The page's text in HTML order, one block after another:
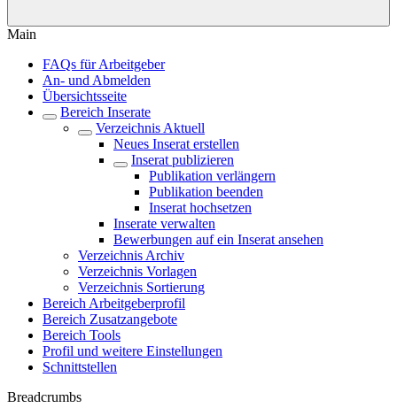
Main
FAQs für Arbeitgeber
An- und Abmelden
Übersichtsseite
Bereich Inserate
Verzeichnis Aktuell
Neues Inserat erstellen
Inserat publizieren
Publikation verlängern
Publikation beenden
Inserat hochsetzen
Inserate verwalten
Bewerbungen auf ein Inserat ansehen
Verzeichnis Archiv
Verzeichnis Vorlagen
Verzeichnis Sortierung
Bereich Arbeitgeberprofil
Bereich Zusatzangebote
Bereich Tools
Profil und weitere Einstellungen
Schnittstellen
Breadcrumbs